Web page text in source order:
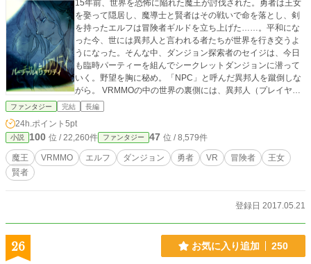
15年前、世界を恐怖に陥れた魔王が討伐された。勇者は王女
を娶って隠居し、魔導士と賢者はその戦いで命を落とし、剣
を持ったエルフは冒険者ギルドを立ち上げた……。平和にな
った今、世には異邦人と言われる者たちが世界を行き交うよ
うになった。そんな中、ダンジョン探索者のセイジは、今日
も臨時パーティーを組んでシークレットダンジョンに潜って
いく。野望を胸に秘め。「NPC」と呼んだ異邦人を蹴倒しな
がら。 VRMMOの中の世界の裏側には、異邦人（プレイヤ
ー）の想像もつかない真実があった。
ファンタジー 完結 長編
24h.ポイント 5pt
小説 100 位 / 22,260件 ファンタジー 47 位 / 8,579件
魔王 VRMMO エルフ ダンジョン 勇者 VR 冒険者
王女
賢者
登録日 2017.05.21
26 お気に入り追加 250